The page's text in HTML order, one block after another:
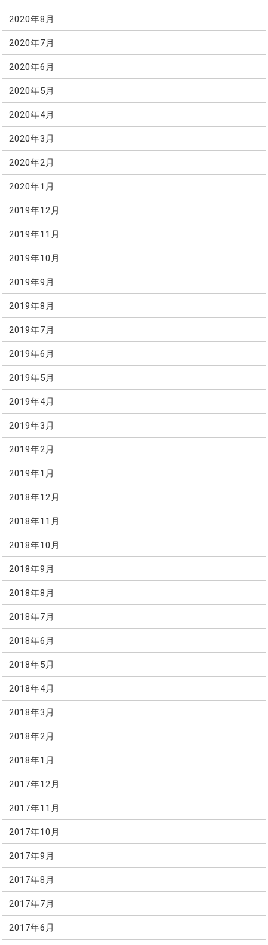
2020年8月
2020年7月
2020年6月
2020年5月
2020年4月
2020年3月
2020年2月
2020年1月
2019年12月
2019年11月
2019年10月
2019年9月
2019年8月
2019年7月
2019年6月
2019年5月
2019年4月
2019年3月
2019年2月
2019年1月
2018年12月
2018年11月
2018年10月
2018年9月
2018年8月
2018年7月
2018年6月
2018年5月
2018年4月
2018年3月
2018年2月
2018年1月
2017年12月
2017年11月
2017年10月
2017年9月
2017年8月
2017年7月
2017年6月